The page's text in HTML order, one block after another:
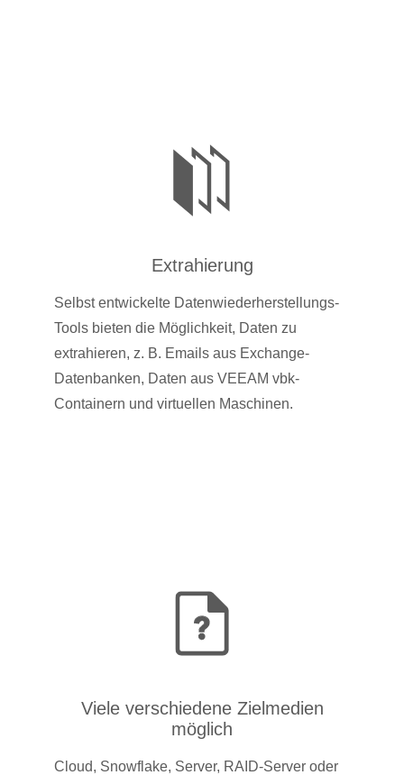
Extrahierung
Selbst entwickelte Datenwiederherstellungs-
Tools bieten die Möglichkeit, Daten zu
extrahieren, z. B. Emails aus Exchange-
Datenbanken, Daten aus VEEAM vbk-
Containern und virtuellen Maschinen.
Viele verschiedene Zielmedien
möglich
Cloud, Snowflake, Server, RAID-Server oder